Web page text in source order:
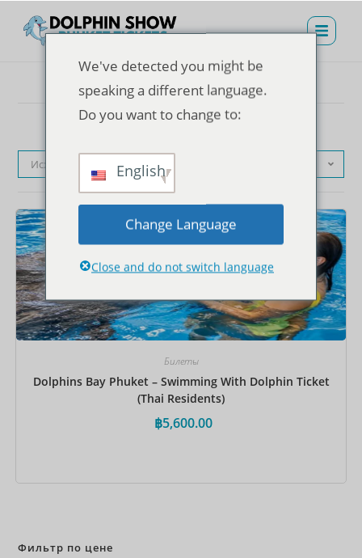
Исходная сортировка
Билеты
Dolphins Bay Phuket – Swimming With Dolphin Ticket
(Thai Residents)
฿5,600.00
Фильтр по цене
We've detected you might be
speaking a different language.
Do you want to change to:
English
Change Language
Close and do not switch language